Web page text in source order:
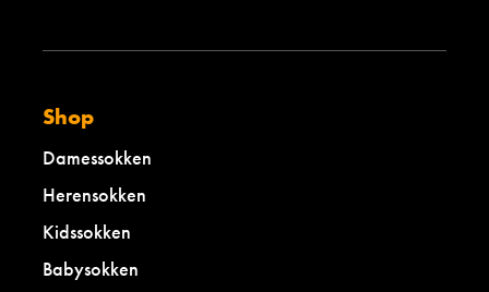
Shop
Damessokken
Herensokken
Kidssokken
Babysokken